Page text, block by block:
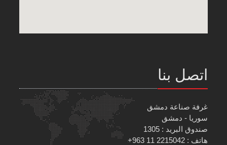
اتصل بنا
غرفة صناعة دمشق
سوريا - دمشق
صندوق البريد : 1305
هاتف : 2215042 11 963+